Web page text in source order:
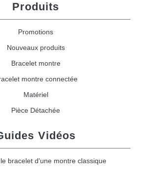
Produits
Promotions
Nouveaux produits
Bracelet montre
montre connectée
Matériel
Pièce Détachée
Vidéos
bracelet d'une montre classique